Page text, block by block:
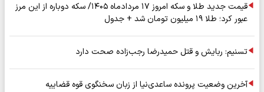
قیمت جدید طلا و سکه امروز ۱۷ مردادماه ۱۴۰۵/ سکه دوباره از این مرز
عبور کرد؛ طلا ۱۹ میلیون تومان شد + جدول
تسنیم: ربایش و قتل حمیدرضا رجب‌زاده صحت دارد
آخرین وضعیت پرونده ساعدی‌نیا از زبان سخنگوی قوه قضاییه